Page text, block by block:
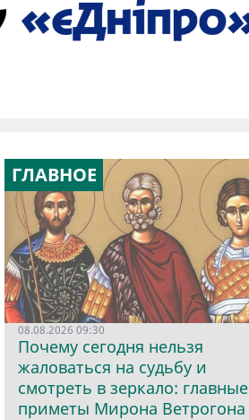
ГЛАВНОЕ
08.08.2026 09:30
Почему сегодня нельзя
жаловаться на судьбу и
смотреть в зеркало: главные
приметы Мирона Ветрогона